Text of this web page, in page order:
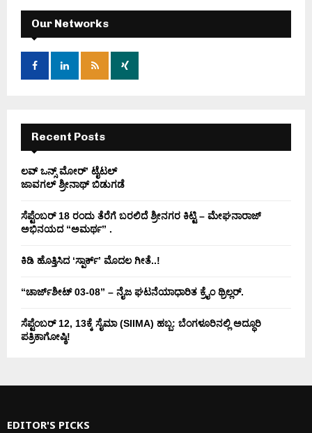
f
o
:
E
A
H
Our Networks
Recent Posts
ಲವ್ ಒನ್ಸ್ ಮೋರ್’ ಟೈಟಲ್
ಜಾವಗಲ್ ಶ್ರೀನಾಥ್ ಬಿಡುಗಡೆ
ಸೆಪ್ಟೆಂಬರ್ 18 ರಂದು ತೆರೆಗೆ ಬರಲಿದೆ ಶ್ರೀನಗರ ಕಿಟ್ಟಿ – ಮೇಘನಾರಾಜ್
ಅಭಿನಯದ “ಅಮರ್ಥ” .
ಕಿಡಿ‌‌ ಹೊತ್ತಿಸಿದ ‘ಸ್ಪಾರ್ಕ್’ ಮೊದಲ‌ ಗೀತೆ..!
“ಚಾರ್ಜ್‌ಶೀಟ್ 03-08” – ನೈಜ ಘಟನೆಯಾಧಾರಿತ ಕ್ರೈಂ ಥ್ರಿಲ್ಲರ್.
ಸೆಪ್ಟೆಂಬರ್ 12, 13ಕ್ಕೆ ಸೈಮಾ (SIIMA) ಹಬ್ಬ: ಬೆಂಗಳೂರಿನಲ್ಲಿ ಅದ್ಧೂರಿ
ಪತ್ರಿಕಾಗೋಷ್ಠಿ!
EDITOR'S PICKS